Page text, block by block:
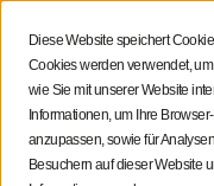
Diese Website speichert
Cookies werden verwendet,
wie Sie mit unserer Website
Informationen, um Ihre
anzupassen, sowie für
Besuchern auf dieser Website
Iconosquare -Blog
Facebook für
Aktualisiert amOctober